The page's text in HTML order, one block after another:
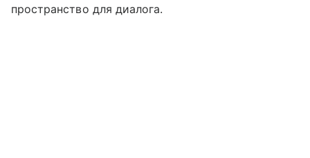
пространство для диалога.